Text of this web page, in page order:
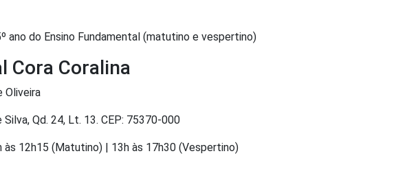
ano do Ensino Fundamental (matutino e vespertino)
Cora Coralina
Oliveira
Silva, Qd. 24, Lt. 13. CEP: 75370-000
às 12h15 (Matutino) | 13h às 17h30 (Vespertino)